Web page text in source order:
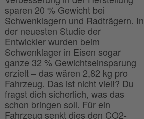
sparen 20 % Gewicht bei
Schwenklagern und Radträgern. In
der neuesten Studie der
Entwickler wurden beim
Schwenklager in Eisen sogar
ganze 32 % Gewichtseinsparung
erzielt – das wären 2,82 kg pro
Fahrzeug. Das ist nicht viel!? Du
fragst dich sicherlich, was das
schon bringen soll. Für ein
Fahrzeug senkt dies den CO2-